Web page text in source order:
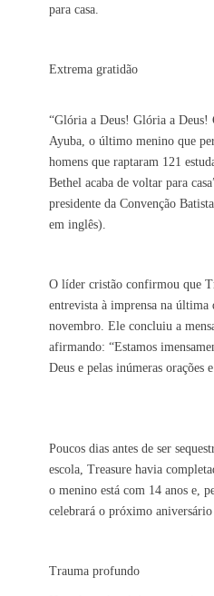
para casa.
Extrema gratidão
“Glória a Deus! Glória a Deus!
Ayuba, o último menino que
homens que raptaram 121
Bethel acaba de voltar para
presidente da Convenção
em inglês).
O líder cristão confirmou que
entrevista à imprensa na
novembro. Ele concluiu a
afirmando: “Estamos
Deus e pelas inúmeras orações
Poucos dias antes de ser
escola, Treasure havia
o menino está com 14 anos e,
celebrará o próximo
Trauma profundo